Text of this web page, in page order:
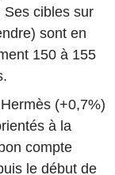
Ses cibles sur
sont en
150 à 155
(+0,7%)
à la
compte
le début de